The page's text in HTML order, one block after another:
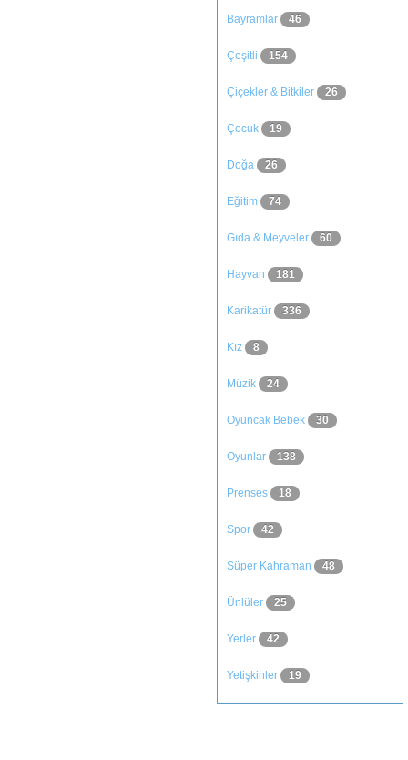
Bayramlar 46
Çeşitli 154
Çiçekler & Bitkiler 26
Çocuk 19
Doğa 26
Eğitim 74
Gıda & Meyveler 60
Hayvan 181
Karikatür 336
Kız 8
Müzik 24
Oyuncak Bebek 30
Oyunlar 138
Prenses 18
Spor 42
Süper Kahraman 48
Ünlüler 25
Yerler 42
Yetişkinler 19